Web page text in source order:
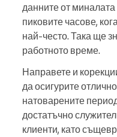
данните от
пиковите часове,
най-често. Така ще
работното време.
Направете и
да осигурите
натоварените
достатъчно
клиенти, като